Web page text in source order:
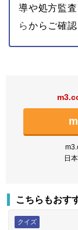
導や処方監
らからご確認
日
こちらもおす
クイズ